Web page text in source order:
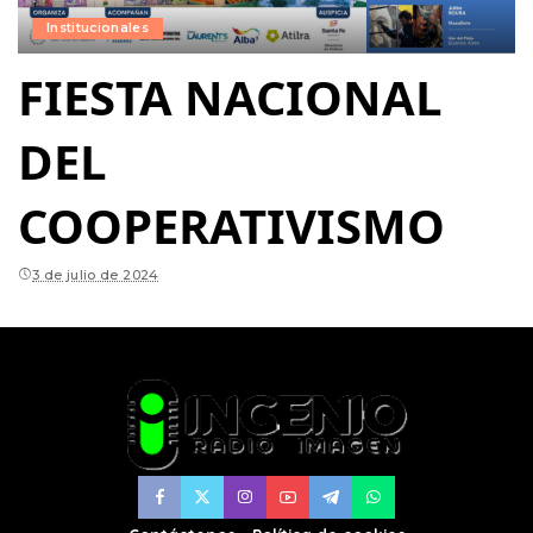
Institucionales
FIESTA NACIONAL
DEL
COOPERATIVISMO
3 de julio de 2024